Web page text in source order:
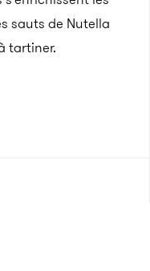
sauts de Nutella
tartiner.